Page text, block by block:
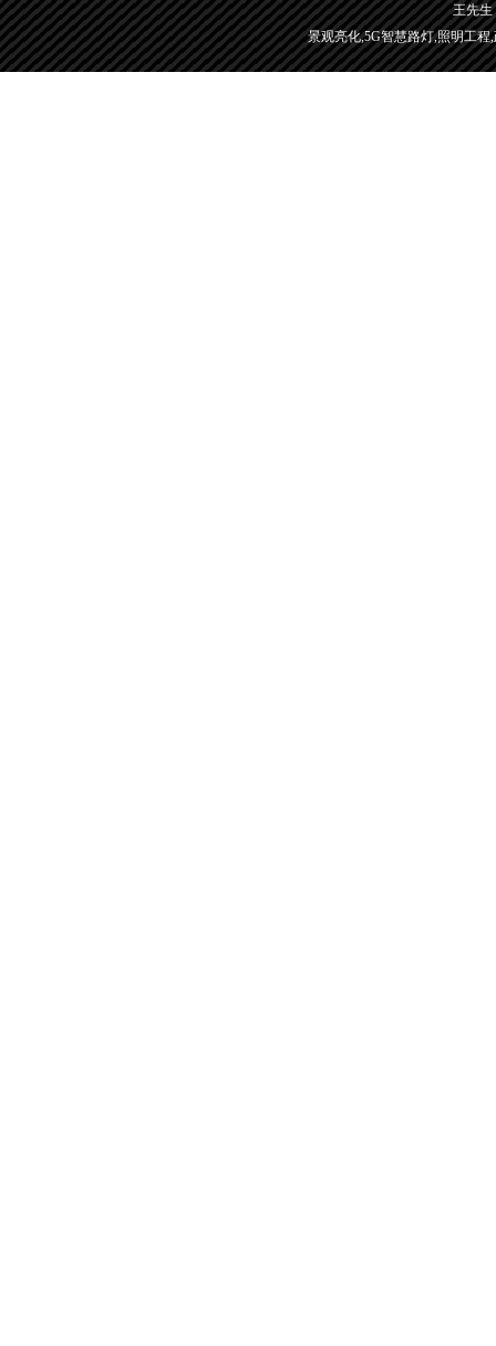
王先生
景观亮化,5G智慧路灯,照明工